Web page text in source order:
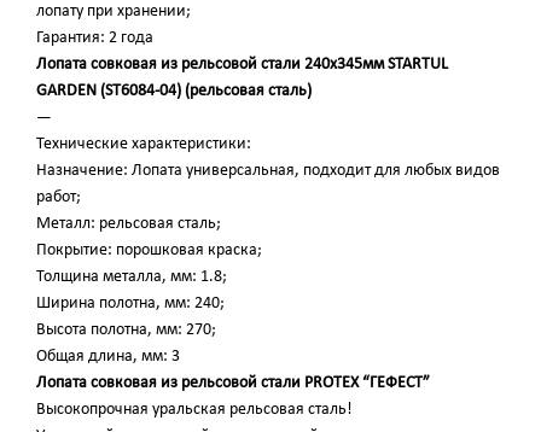
лопату при хранении;
Гарантия: 2 года
Лопата совковая из рельсовой стали 240х345мм STARTUL
GARDEN (ST6084-04) (рельсовая сталь)
—
Технические характеристики:
Назначение: Лопата универсальная, подходит для любых видов
работ;
Металл: рельсовая сталь;
Покрытие: порошковая краска;
Толщина металла, мм: 1.8;
Ширина полотна, мм: 240;
Высота полотна, мм: 270;
Общая длина, мм: 3
Лопата совковая из рельсовой стали PROTEX “ГЕФЕСТ”
Высокопрочная уральская рельсовая сталь!